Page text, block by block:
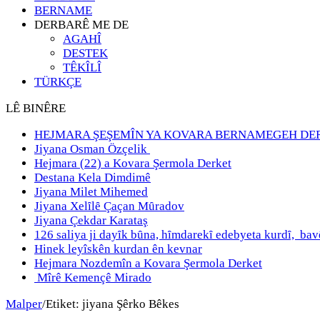
BERNAME
DERBARÊ ME DE
AGAHÎ
DESTEK
TÊKÎLÎ
TÜRKÇE
LÊ BINÊRE
HEJMARA ŞEŞEMÎN YA KOVARA BERNAMEGEH
Jiyana Osman Özçelik
Hejmara (22) a Kovara Şermola Derket
Destana Kela Dimdimê
Jiyana Milet Mihemed
Jiyana Xelȋlȇ Çaçan Mȗradov
Jiyana Çekdar Karataş
126 saliya ji dayȋk bȗna, hȋmdarekȋ edebyeta kurdȋ,
Hinek leyîskên kurdan ên kevnar
Hejmara Nozdemîn a Kovara Şermola Derket
Mîrê Kemençê Mirado
Malper/Etiket: jiyana Şêrko Bêkes